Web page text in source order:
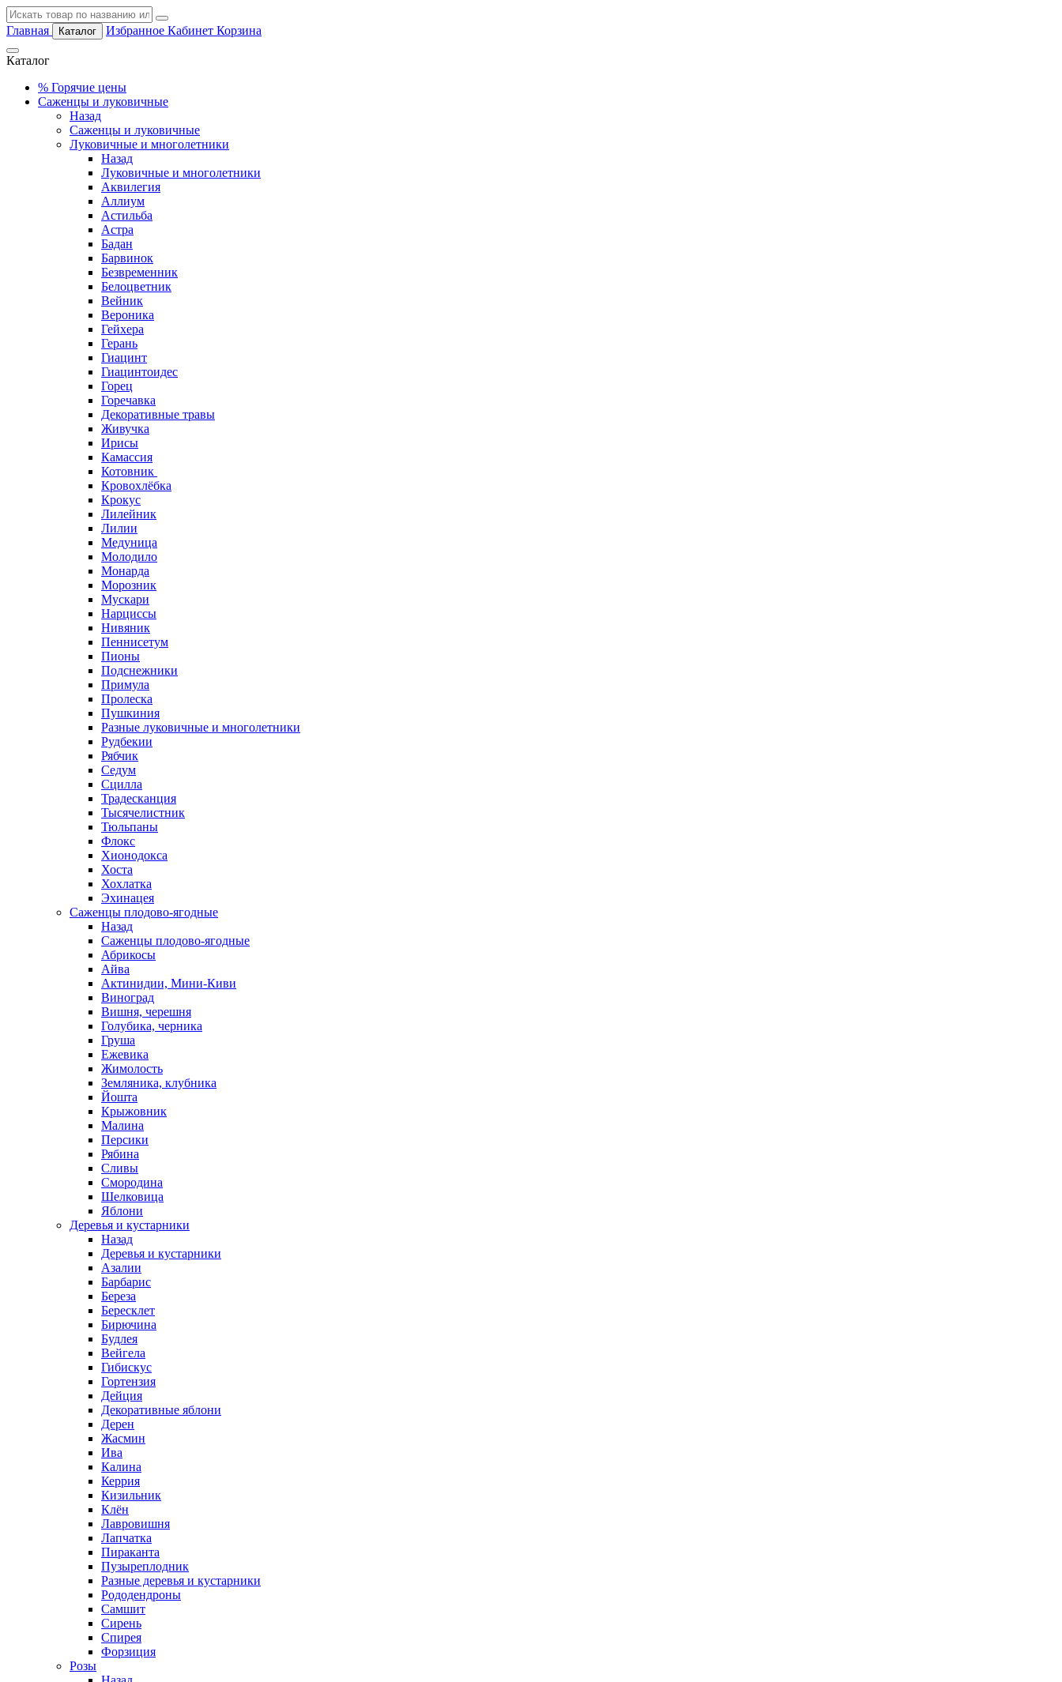
Главная Каталог Избранное Кабинет Корзина
Каталог
% Горячие цены
Саженцы и луковичные
Назад
Саженцы и луковичные
Луковичные и многолетники
Назад
Луковичные и многолетники
Аквилегия
Аллиум
Астильба
Астра
Бадан
Барвинок
Безвременник
Белоцветник
Вейник
Вероника
Гейхера
Герань
Гиацинт
Гиацинтоидес
Горец
Горечавка
Декоративные травы
Живучка
Ирисы
Камассия
Котовник
Кровохлёбка
Крокус
Лилейник
Лилии
Медуница
Молодило
Монарда
Морозник
Мускари
Нарциссы
Нивяник
Пеннисетум
Пионы
Подснежники
Примула
Пролеска
Пушкиния
Разные луковичные и многолетники
Рудбекии
Рябчик
Седум
Сцилла
Традесканция
Тысячелистник
Тюльпаны
Флокс
Хионодокса
Хоста
Хохлатка
Эхинацея
Саженцы плодово-ягодные
Назад
Саженцы плодово-ягодные
Абрикосы
Айва
Актинидии, Мини-Киви
Виноград
Вишня, черешня
Голубика, черника
Груша
Ежевика
Жимолость
Земляника, клубника
Йошта
Крыжовник
Малина
Персики
Рябина
Сливы
Смородина
Шелковица
Яблони
Деревья и кустарники
Назад
Деревья и кустарники
Азалии
Барбарис
Береза
Бересклет
Бирючина
Будлея
Вейгела
Гибискус
Гортензия
Дейция
Декоративные яблони
Дерен
Жасмин
Ива
Калина
Керрия
Кизильник
Клён
Лавровишня
Лапчатка
Пираканта
Пузыреплодник
Разные деревья и кустарники
Рододендроны
Самшит
Сирень
Спирея
Форзиция
Розы